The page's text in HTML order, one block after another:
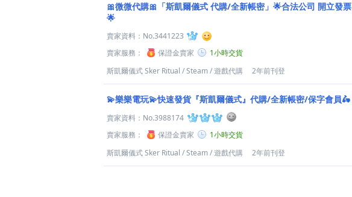
🎀微微代購🎀「斯凱爾儀式 代購/全新帳密」🌟合法公司 開立發票
🌟
賣家資料： No.3441223
賣家服務：
保證金賣家
1小時交貨
斯凱爾儀式 Sker Ritual /Steam/遊戲代購 2年前刊登
💫樂樂電玩💫快速發貨『斯凱爾儀式』代購/全新帳密/保字會員🛵
賣家資料： No.3988174
賣家服務：
保證金賣家
1小時交貨
斯凱爾儀式 Sker Ritual /Steam/遊戲代購 2年前刊登